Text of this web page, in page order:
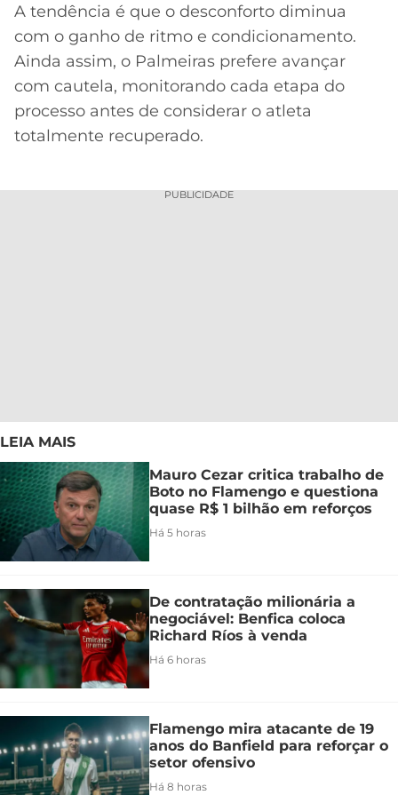
A tendência é que o desconforto diminua
com o ganho de ritmo e condicionamento.
Ainda assim, o Palmeiras prefere avançar
com cautela, monitorando cada etapa do
processo antes de considerar o atleta
totalmente recuperado.
PUBLICIDADE
LEIA MAIS
Mauro Cezar critica trabalho de
Boto no Flamengo e questiona
quase R$ 1 bilhão em reforços
Há 5 horas
De contratação milionária a
negociável: Benfica coloca
Richard Ríos à venda
Há 6 horas
Flamengo mira atacante de 19
anos do Banfield para reforçar o
setor ofensivo
Há 8 horas